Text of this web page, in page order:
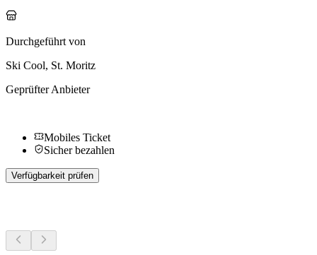
Durchgeführt von
Ski Cool, St. Moritz
Geprüfter Anbieter
Mobiles Ticket
Sicher bezahlen
Verfügbarkeit prüfen